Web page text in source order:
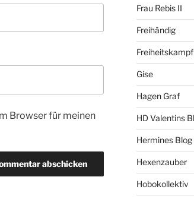
Browser für meinen
Frau Rebis II
Freihändig
Freiheitskampf
Gise
Hagen Graf
HD Valentins
Hermines Blog
Hexenzauber
Hobokollektiv